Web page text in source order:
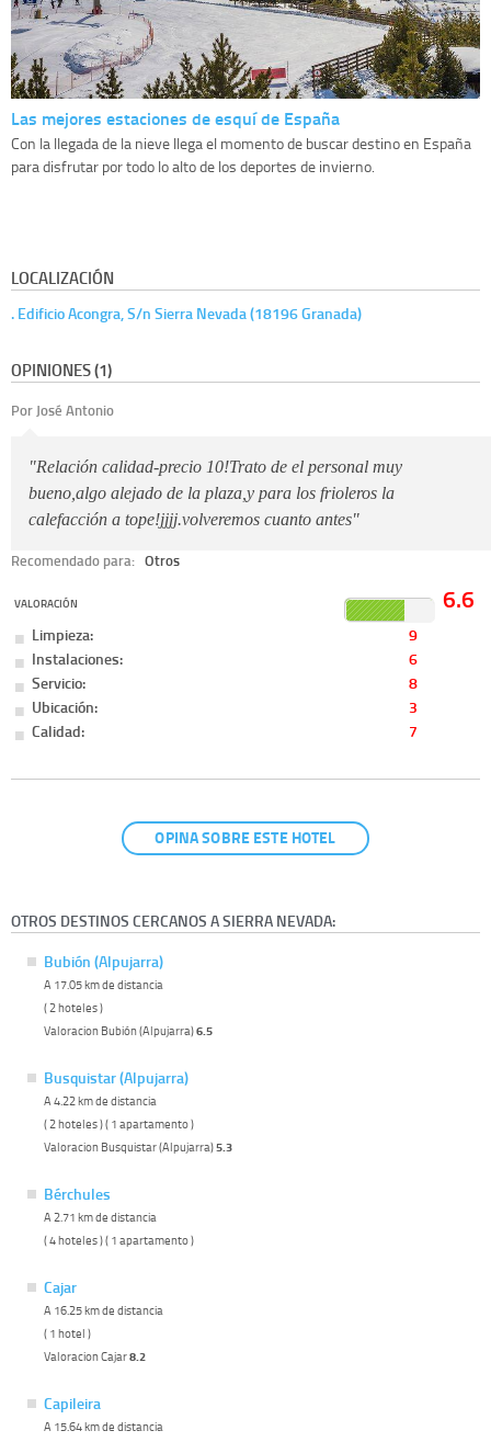
Las mejores estaciones de esquí de España
Con la llegada de la nieve llega el momento de buscar destino en España
para disfrutar por todo lo alto de los deportes de invierno.
LOCALIZACIÓN
. Edificio Acongra, S/n Sierra Nevada (18196 Granada)
OPINIONES (1)
Por José Antonio
"Relación calidad-precio 10!Trato de el personal muy
bueno,algo alejado de la plaza,y para los frioleros la
calefacción a tope!jjjj.volveremos cuanto antes"
Recomendado para: Otros
VALORACIÓN 6.6
Limpieza:
9
Instalaciones:
6
Servicio:
8
Ubicación:
3
Calidad:
7
OPINA SOBRE ESTE HOTEL
OTROS DESTINOS CERCANOS A SIERRA NEVADA:
Bubión (Alpujarra)
A 17.05 km de distancia
( 2 hoteles )
Valoracion Bubión (Alpujarra)6.5
Busquistar (Alpujarra)
A 4.22 km de distancia
( 2 hoteles ) ( 1 apartamento )
Valoracion Busquistar (Alpujarra)5.3
Bérchules
A 2.71 km de distancia
( 4 hoteles ) ( 1 apartamento )
Cajar
A 16.25 km de distancia
( 1 hotel )
Valoracion Cajar8.2
Capileira
A 15.64 km de distancia